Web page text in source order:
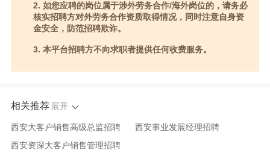
2. 如您应聘的岗位属于涉外劳务合作/海外岗位的，请务必
核实招聘方对外劳务合作资质取得情况，同时注意自身资
金安全，防范招聘欺诈。
3. 本平台招聘方不向求职者提供任何收费服务。
相关推荐 展开
西安大客户销售高级总监招聘
西安事业发展经理招聘
西安资深大客户销售管理招聘